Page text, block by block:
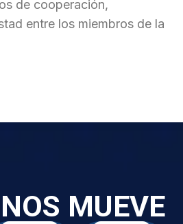
de cooperación,
entre los miembros de la
MUEVE